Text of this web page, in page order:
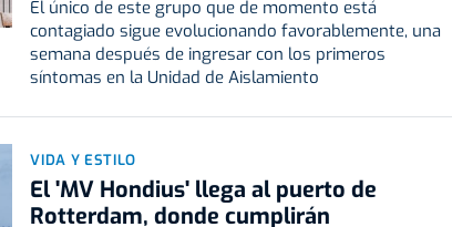
El único de este grupo que de momento está
contagiado sigue evolucionando favorablemente, una
semana después de ingresar con los primeros
síntomas en la Unidad de Aislamiento
VIDA Y ESTILO
El 'MV Hondius' llega al puerto de
Rotterdam, donde cumplirán